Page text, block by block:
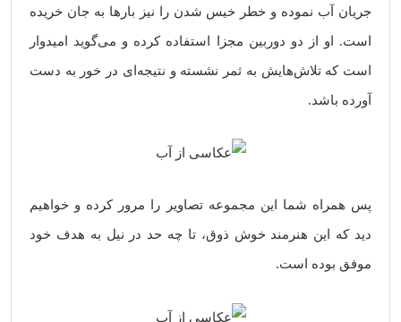
جریان آب نموده و خطر خیس شدن را نیز بارها به جان خریده
است. او از دو دوربین مجزا استفاده کرده و می‌گوید امیدوار
است که تلاش‌هایش به ثمر نشسته و نتیجه‌ای در خور به دست
آورده باشد.
پس همراه شما این مجموعه تصاویر را مرور کرده و خواهیم
دید که این هنرمند خوش ذوق، تا چه حد در نیل به هدف خود
موفق بوده است.